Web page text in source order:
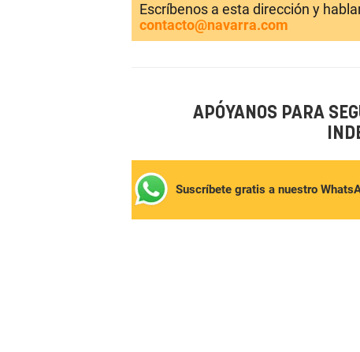
Escríbenos a esta dirección y
contacto@navarra.com
APÓYANOS PARA
Suscríbete gratis a nuestro